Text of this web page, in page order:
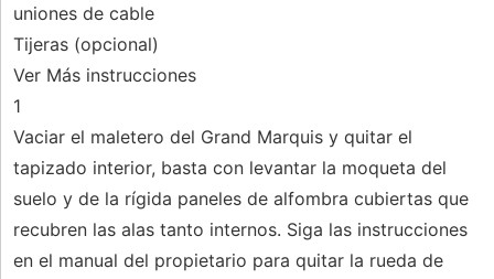
uniones de cable
Tijeras (opcional)
Ver Más instrucciones
1
Vaciar el maletero del Grand Marquis y quitar el
tapizado interior, basta con levantar la moqueta del
suelo y de la rígida paneles de alfombra cubiertas que
recubren las alas tanto internos. Siga las instrucciones
en el manual del propietario para quitar la rueda de